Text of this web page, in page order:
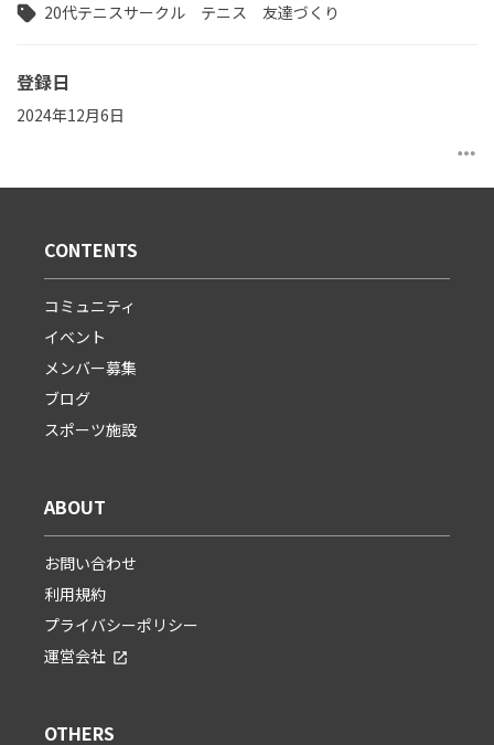
20代テニスサークル
テニス 友達づくり
登録日
2024年12月6日
more_horiz
CONTENTS
コミュニティ
イベント
メンバー募集
ブログ
スポーツ施設
ABOUT
お問い合わせ
利用規約
プライバシーポリシー
運営会社
OTHERS